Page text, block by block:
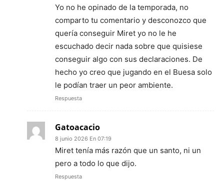
Yo no he opinado de la temporada, no
comparto tu comentario y desconozco que
quería conseguir Miret yo no le he
escuchado decir nada sobre que quisiese
conseguir algo con sus declaraciones. De
hecho yo creo que jugando en el Buesa solo
le podían traer un peor ambiente.
Respuesta
Gatoacacio
8 junio 2026 En 07:19
Miret tenía más razón que un santo, ni un
pero a todo lo que dijo.
Respuesta